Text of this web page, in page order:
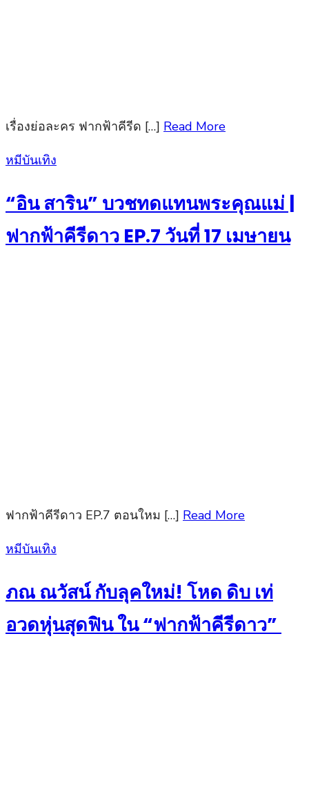
เรื่องย่อละคร ฟากฟ้าคีรีด […] Read More
Posted
หมีบันเทิง
“อิน สาริน” บวชทดแทนพระคุณแม่ |
ฟากฟ้าคีรีดาว EP.7 วันที่ 17 เมษายน
ฟากฟ้าคีรีดาว EP.7 ตอนใหม […] Read More
Posted
หมีบันเทิง
ภณ ณวัสน์ กับลุคใหม่! โหด ดิบ เท่
อวดหุ่นสุดฟิน ใน “ฟากฟ้าคีรีดาว”